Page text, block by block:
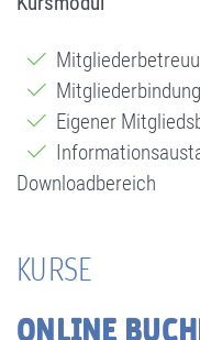
Eigener
Downloadbereich
KURSE
ONLINE